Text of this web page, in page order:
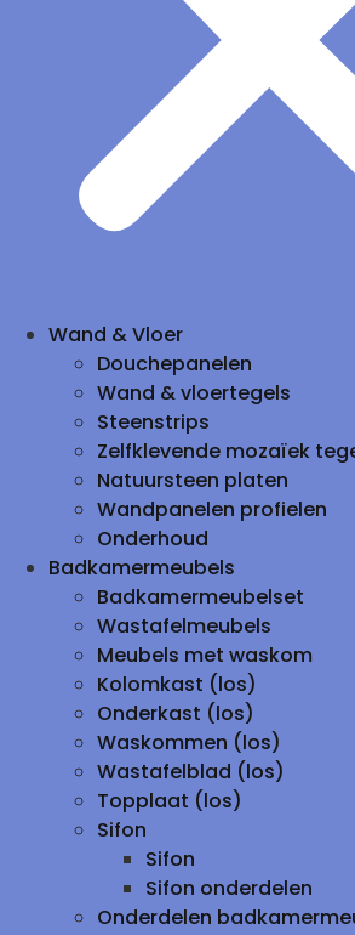
Wand & Vloer
Douchepanelen
Wand & vloertegels
Steenstrips
Zelfklevende mozaïek
Natuursteen platen
Wandpanelen profielen
Onderhoud
Badkamermeubels
Badkamermeubelset
Wastafelmeubels
Meubels met waskom
Kolomkast (los)
Onderkast (los)
Waskommen (los)
Wastafelblad (los)
Topplaat (los)
Sifon
Sifon
Sifon onderdelen
Onderdelen